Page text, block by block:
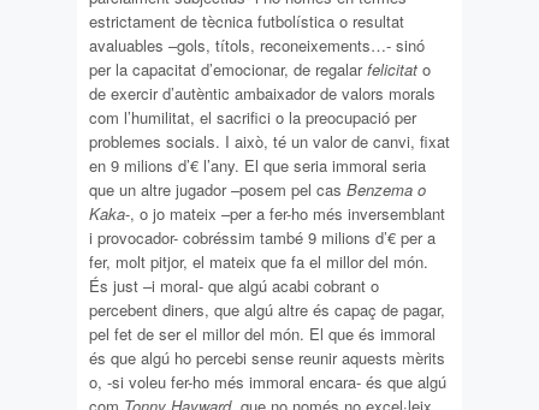
estrictament de tècnica futbolística o resultat
avaluables –gols, títols, reconeixements…- sinó
per la capacitat d’emocionar, de regalarfelicitat o
de exercir d’autèntic ambaixador de valors morals
com l’humilitat, el sacrifici o la preocupació per
problemes socials. I això, té un valor de canvi, fixat
en 9 milions d’€ l’any. El que seria immoral seria
que un altre jugador –posem pel cas Benzema o
Kaka-, o jo mateix –per a fer-ho més inversemblant
i provocador- cobréssim també 9 milions d’€ per a
fer, molt pitjor, el mateix que fa el millor del món.
És just –i moral- que algú acabi cobrant o
percebent diners, que algú altre és capaç de pagar,
pel fet de ser el millor del món. El que és immoral
és que algú ho percebi sense reunir aquests mèrits
o, -si voleu fer-ho més immoral encara- és que algú